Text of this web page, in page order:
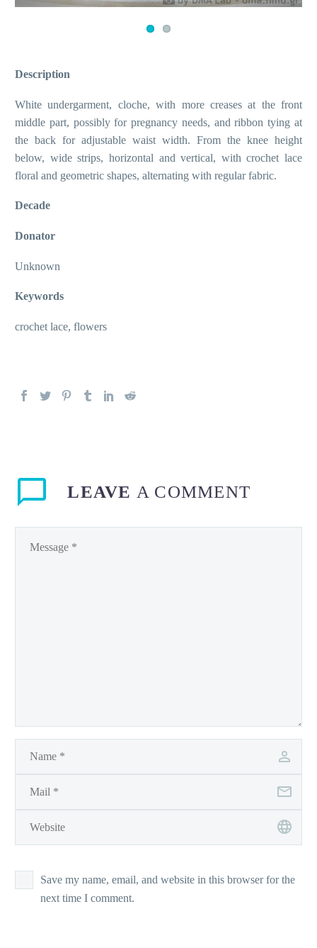
Description
White undergarment, cloche, with more creases at the front
middle part, possibly for pregnancy needs, and ribbon tying at
the back for adjustable waist width. From the knee height
below, wide strips, horizontal and vertical, with crochet lace
floral and geometric shapes, alternating with regular fabric.
Decade
Donator
Unknown
Keywords
crochet lace, flowers
LEAVE A COMMENT
Save my name, email, and website in this browser for the
next time I comment.